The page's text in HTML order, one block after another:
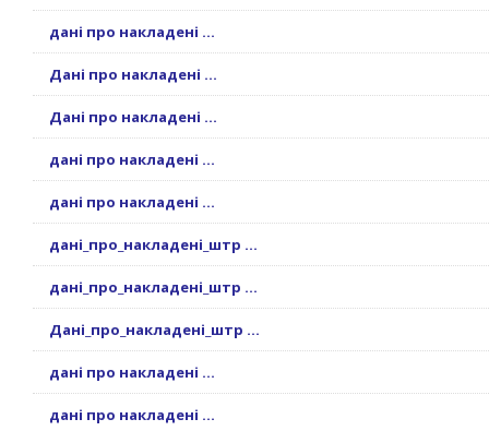
дані про накладені ...
Дані про накладені ...
Дані про накладені ...
дані про накладені ...
дані про накладені ...
дані_про_накладені_штр ...
дані_про_накладені_штр ...
Дані_про_накладені_штр ...
дані про накладені ...
дані про накладені ...